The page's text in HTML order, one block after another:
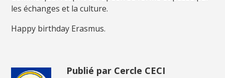
les échanges et la culture.
Happy birthday Erasmus.
Publié par Cercle CECI